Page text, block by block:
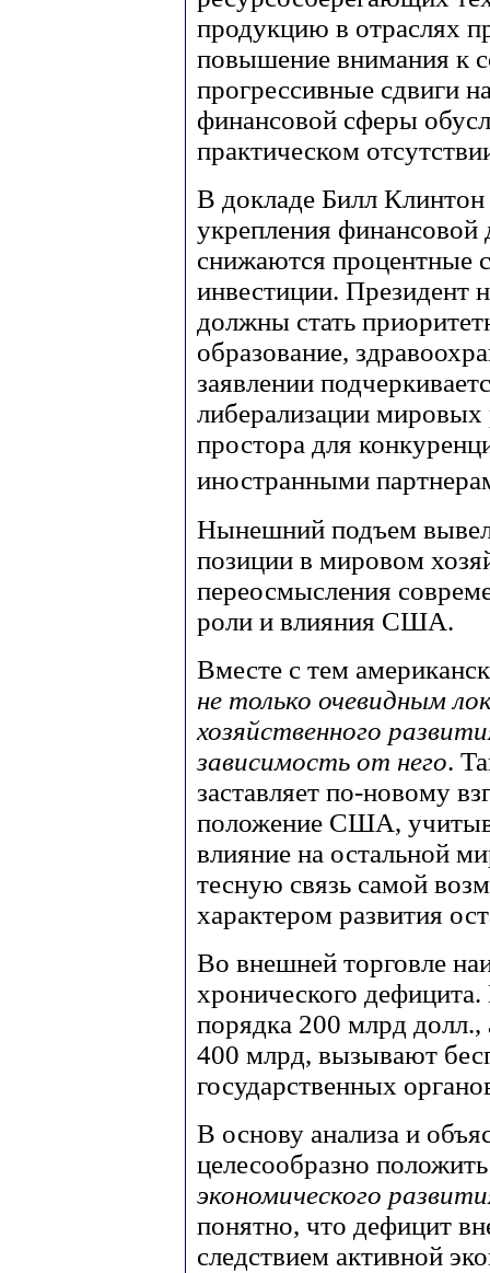
продукцию в отраслях
повышение внимания к
прогрессивные сдвиги
финансовой сферы
практическом
В докладе Билл
укрепления финансовой
снижаются процентные
инвестиции. Президент
должны стать
образование,
заявлении
либерализации
простора для
иностранными
Нынешний подъем
позиции в мировом
переосмысления
роли и влияния США.
Вместе с тем
не только очевидным
хозяйственного
зависимость от него.
заставляет по-новому
положение США,
влияние на остальной
тесную связь самой
характером развития
Во внешней торговле
хронического
порядка 200 млрд долл.,
400 млрд, вызывают
государственных
В основу анализа и
целесообразно
экономического
понятно, что дефицит
следствием активной